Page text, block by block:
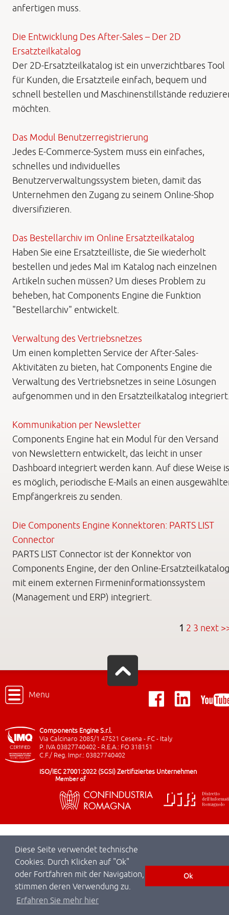
Diese Seite verwendet technische
Cookies. Durch Klicken auf "Ok"
oder Fortfahren mit der Navigation,
stimmen deren Verwendung zu.
Erfahren Sie mehr hier
Ok
anfertigen muss.
Die Entwicklung Des After-Sales – Der 2D
Ersatzteilkatalog
Der 2D-Ersatzteilkatalog ist ein unverzichtbares Tool
für Kunden, die Ersatzteile einfach, bequem und
schnell bestellen und Maschinenstillstände
möchten.
Das Modul Benutzerregistrierung
Jedes E-Commerce-System muss ein einfaches,
schnelles und individuelles
Benutzerverwaltungssystem bieten, damit das
Unternehmen den Zugang zu seinem Online-Shop
diversifizieren.
Das Bestellarchiv im Online Ersatzteilkatalog
Haben Sie eine Ersatzteilliste, die Sie wiederholt
bestellen und jedes Mal im Katalog nach einzelnen
Artikeln suchen müssen? Um dieses Problem zu
beheben, hat Components Engine die Funktion
"Bestellarchiv" entwickelt.
Verwaltung des Vertriebsnetzes
Um einen kompletten Service der After-Sales-
Aktivitäten zu bieten, hat Components Engine die
Verwaltung des Vertriebsnetzes in seine Lösungen
aufgenommen und in den Ersatzteilkatalog
Kommunikation per Newsletter
Components Engine hat ein Modul für den Versand
von Newslettern entwickelt, das leicht in unser
Dashboard integriert werden kann. Auf diese Weise
es möglich, periodische E-Mails an einen
Empfängerkreis zu senden.
Die Components Engine Konnektoren: PARTS LIST
Connector
PARTS LIST Connector ist der Konnektor von
Components Engine, der den Online-Ersatzteilkatalog
mit einem externen Firmeninformationssystem
(Management und ERP) integriert.
1 2 3 next
Menu
Components Engine S.r.l.
Via Calcinaro 2085/1 47521 Cesena - FC - Italy
P. IVA 03827740402 - R.E.A.: FO 318151
C.F./ Reg. Impr.: 03827740402
ISO/IEC 27001:2022 (SGSI) Zertifiziertes Unternehmen
Member of